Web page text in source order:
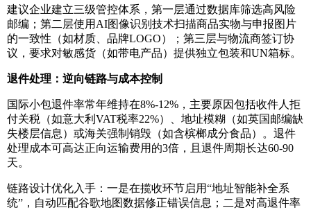
建议企业建立三级管控体系，第一层通过数据库筛选高风险
邮编；第二层使用AI图像识别技术扫描商品实物与申报图片
的一致性（如材质、品牌LOGO）；第三层与物流商签订协
议，要求对敏感货（如带电产品）提供独立包装和UN箱标。
退件处理：逆向链路与成本控制
国际小包退件率常年维持在8%-12%，主要原因包括收件人拒
付关税（如意大利VAT税率22%）、地址模糊（如英国邮编缺
失楼层信息）或海关强制销毁（如含槟榔成分食品）。退件
处理成本可高达正向运输费用的3倍，且退件周期长达60-90
天。
链路设计优化入手：一是在揽收环节启用“地址智能补全系
统”，自动匹配谷歌地图数据修正错误信息；二是对高退件率